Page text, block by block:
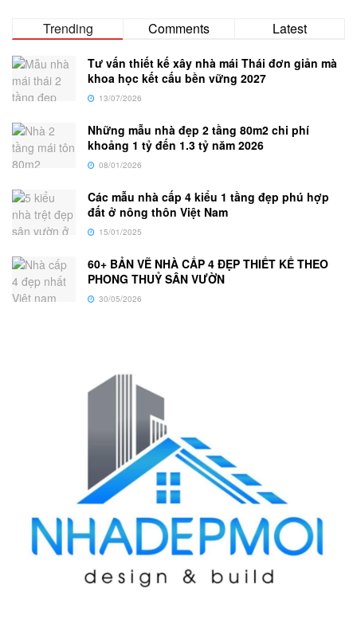
Trending Comments Latest
Tư vấn thiết kế xây nhà mái Thái đơn giản mà
khoa học kết cấu bền vững 2027
13/07/2026
Những mẫu nhà đẹp 2 tầng 80m2 chi phí
khoảng 1 tỷ đến 1.3 tỷ năm 2026
08/01/2026
Các mẫu nhà cấp 4 kiểu 1 tầng đẹp phú hợp
đất ở nông thôn Việt Nam
15/01/2025
60+ BẢN VẼ NHÀ CẤP 4 ĐẸP THIẾT KẾ THEO
PHONG THUỶ SÂN VƯỜN
30/05/2026